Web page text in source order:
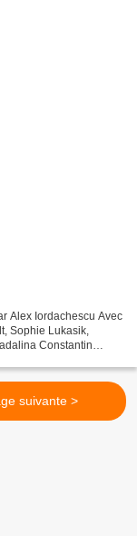
Alex Iordachescu Avec
Sophie Lukasik,
Constantin
suivante >